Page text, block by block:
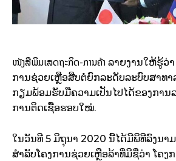
ໜັງສືພິມເສດຖະກິດ-ການຄ້າ ລາຍງານໃຫ້ຮູ້ວ່
ການຊ່ວຍເຫຼືອສືບຕໍ່ຍົກລະດັບລະບົບສາທາ
ກຽມພ້ອມຮັບມືຄວາມເປັນໄປໄດ້ຂອງການ
ການຕິດເຊື້ອຮອບໃໝ່.
ໃນວັນທີ 5 ມິຖຸນາ 2020 ນີ້ໄດ້ມີພິທີລົງນາ
ສຳລັບໂຄງການຊ່ວຍເຫຼືອລ້າທີ່ມີຊື່ວ່າ ໂຄງ